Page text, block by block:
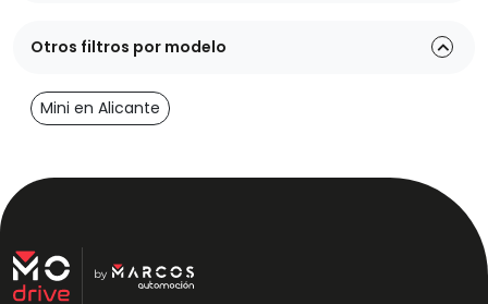
Otros filtros por modelo
Mini en Alicante